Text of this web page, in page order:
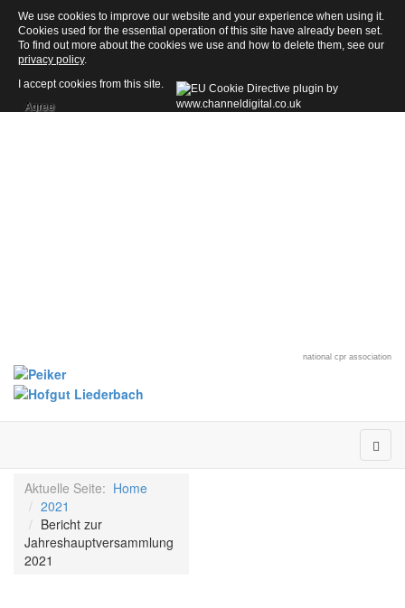
national cpr association
Aktuelle Seite: Home
2021
Bericht zur
Jahreshauptversammlung
2021
We use cookies to improve our website and your experience when using it.
Cookies used for the essential operation of this site have already been set.
To find out more about the cookies we use and how to delete them, see our
privacy policy.
I accept cookies from this site.
Agree